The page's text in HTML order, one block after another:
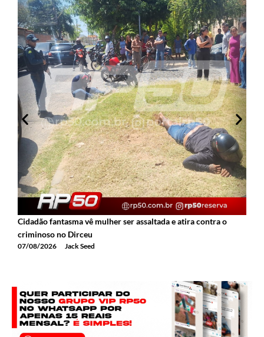
Cidadão fantasma vê mulher ser assaltada e atira contra o
criminoso no Dirceu
07/08/2026 Jack Seed